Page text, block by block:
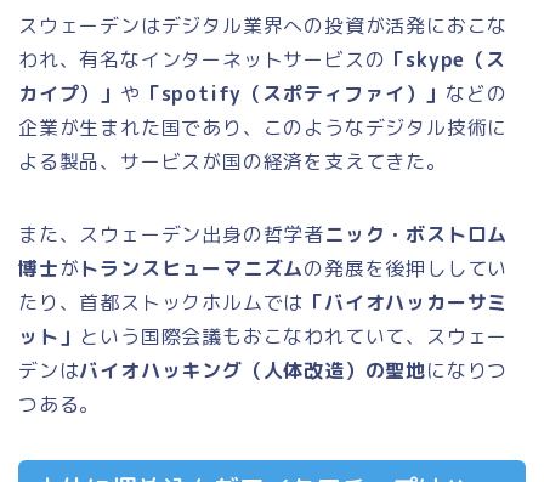
スウェーデンはデジタル業界への投資が活発におこな
われ、有名なインターネットサービスの 「skype（ス
カイプ）」 や 「spotify（スポティファイ）」 などの
企業が生まれた国であり、このようなデジタル技術に
よる製品、サービスが国の経済を支えてきた。
また、スウェーデン出身の哲学者ニック・ボストロム
博士がトランスヒューマニズムの発展を後押ししてい
たり、首都ストックホルムでは 「バイオハッカーサミ
ット」 という国際会議もおこなわれていて、スウェー
デンはバイオハッキング（人体改造）の聖地になりつ
つある。